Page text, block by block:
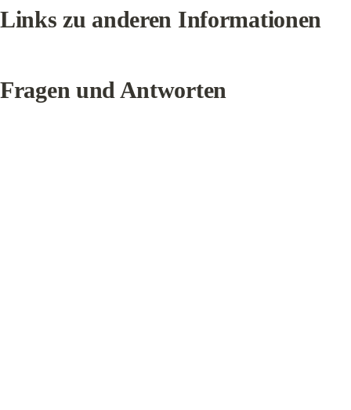
Links zu anderen Informationen
Fragen und Antworten